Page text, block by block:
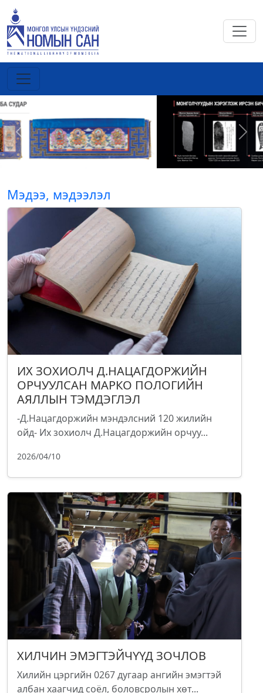
Previous Next
Мэдээ, мэдээлэл
ИХ ЗОХИОЛЧ Д.НАЦАГДОРЖИЙН
ОРЧУУЛСАН МАРКО ПОЛОГИЙН
АЯЛЛЫН ТЭМДЭГЛЭЛ
-Д.Нацагдоржийн мэндэлсний 120 жилийн
ойд- Их зохиолч Д.Нацагдоржийн орчуу...
2026/04/10
ХИЛЧИН ЭМЭГТЭЙЧҮҮД ЗОЧЛОВ
Хилийн цэргийн 0267 дугаар ангийн эмэгтэй
албан хаагчид соёл, боловсролын хөт...